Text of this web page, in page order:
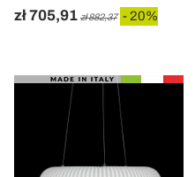
zł 705,91 zł 882,37 - 20%